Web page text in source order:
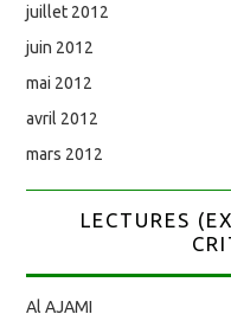
juillet 2012
juin 2012
mai 2012
avril 2012
mars 2012
LECTURES
Al AJAMI